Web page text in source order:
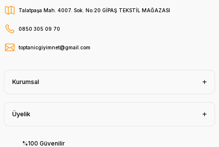
Talatpaşa Mah. 4007. Sok. No:20 GİPAŞ TEKSTİL MAĞAZASI
0850 305 09 70
toptanicgiyimnet@gmail.com
Kurumsal
Üyelik
%100 Güvenilir